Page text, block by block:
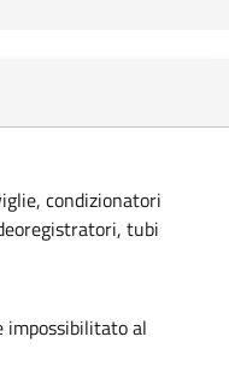
condizionatori
tubi
impossibilitato al